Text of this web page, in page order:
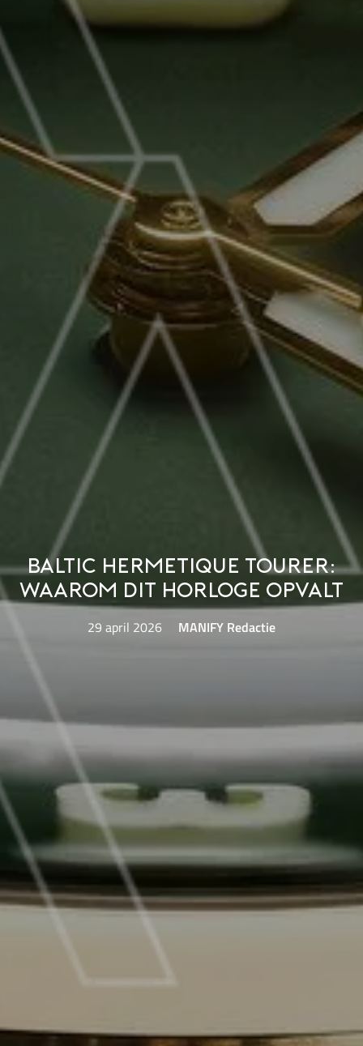
Baltic Hermetique Tourer:
Waarom dit horloge opvalt
29 april 2026 MANIFY Redactie